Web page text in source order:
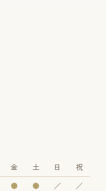
金 土 日 祝
● ● ／ ／